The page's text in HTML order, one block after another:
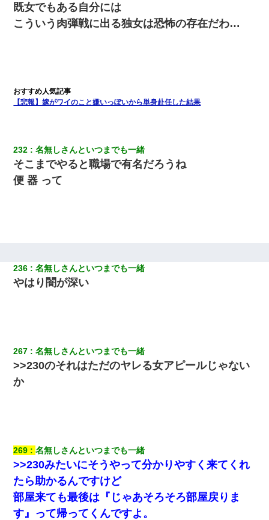
既女でもある自分には
こういう肉弾戦に出る独女は恐怖の存在だわ…
【悲報】嫁がワイのこと嫌いっぽいから単身赴任した結果
232 名無しさんといつまでも一緒
そこまでやると職場で有名だろうね
便 器 って
236 名無しさんといつまでも一緒
やはり闇が深い
267 名無しさんといつまでも一緒
>>230のそれはただのヤレる女アピールじゃない
か
269 名無しさんといつまでも一緒
>>230みたいにそうやって分かりやすく来てくれ
たら助かるんですけど
部屋来ても最後は『じゃあそろそろ部屋戻りま
す』って帰ってくんですよ。